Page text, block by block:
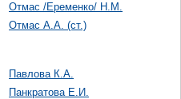
Отмас /Еременко/ Н.М.
Отмас А.А. (ст.)
Павлова К.А.
Панкратова Е.И.